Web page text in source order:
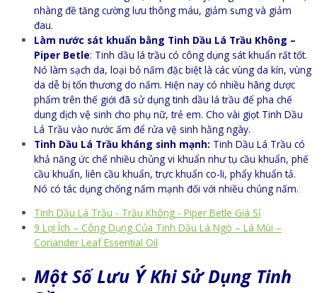
nhàng đề tăng cường lưu thông máu, giảm sưng và giảm
đau.
Làm nước sát khuẩn bằng Tinh Dầu Lá Trầu Không –
Piper Betle: Tinh dầu lá trầu có công dụng sát khuẩn rất tốt.
Nó làm sạch da, loại bỏ nấm đặc biệt là các vùng da kín, vùng
da dễ bị tổn thương do nấm. Hiện nay có nhiều hãng dược
phẩm trên thế giới đã sử dụng tinh dầu lá trầu để pha chế
dung dịch vệ sinh cho phụ nữ, trẻ em. Cho vài giọt Tinh Dầu
Lá Trầu vào nước ấm để rửa vệ sinh hằng ngày.
Tinh Dầu Lá Trầu kháng sinh mạnh: Tinh Dầu Lá Trầu có
khả năng ức chế nhiều chủng vi khuẩn như tụ cầu khuẩn, phế
cầu khuẩn, liên cầu khuẩn, trực khuẩn co-li, phẩy khuẩn tả.
Nó có tác dụng chống nấm mạnh đối với nhiều chủng nấm.
Tinh Dầu Lá Trầu - Trầu Không - Piper Betle Giá Sỉ
9 Lợi Ích – Công Dụng Của Tinh Dầu Lá Ngò – Lá Mùi –
Coriander Leaf Essential Oil
Một Số Lưu ÝKhi Sử Dụng Tinh